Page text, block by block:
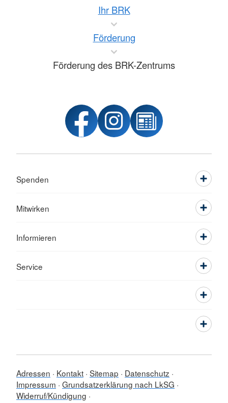
Ihr BRK
Förderung
Förderung des BRK-Zentrums
Spenden
Mitwirken
Informieren
Service
Adressen Kontakt Sitemap
Datenschutz
Impressum Grundsatzerklärung nach LkSG
Widerruf/Kündigung